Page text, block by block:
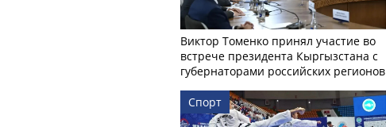
Виктор Томенко принял участие во
встрече президента Кыргызстана с
губернаторами российских регионов
Спорт